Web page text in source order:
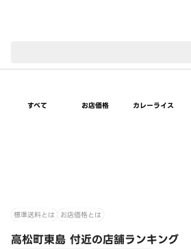
すべて お店価格 カレーライス
標準送料とは お店価格とは
高松町東島 付近の店舗ランキング